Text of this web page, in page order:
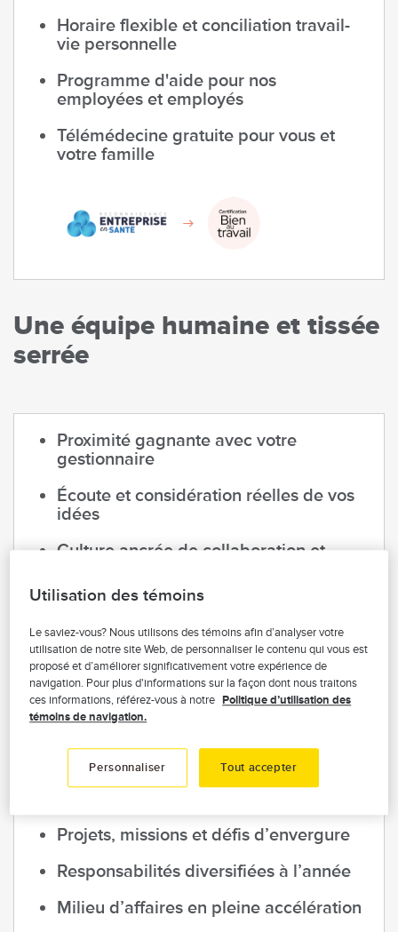
Horaire flexible et conciliation travail-
vie personnelle
Programme d'aide pour nos
employées et employés
Télémédecine gratuite pour vous et
votre famille
Une équipe humaine et tissée
serrée
Proximité gagnante avec votre
gestionnaire
Écoute et considération réelles de vos
idées
Culture ancrée de collaboration et
Activités sociales et initiatives de
bénévolat
Un quotidien hautement
motivant
Projets, missions et défis d’envergure
Responsabilités diversifiées à l’année
Milieu d’affaires en pleine accélération
Utilisation des témoins
Le saviez-vous? Nous utilisons des témoins afin d’analyser votre
utilisation de notre site Web, de personnaliser le contenu qui vous est
proposé et d’améliorer significativement votre expérience de
navigation. Pour plus d'informations sur la façon dont nous traitons
ces informations, référez-vous à notre Politique d’utilisation des
témoins de navigation.
Personnaliser Tout accepter